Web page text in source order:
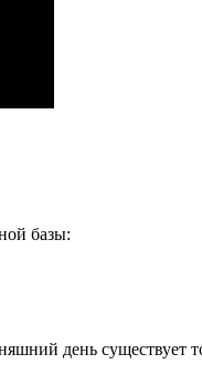
базы:
день существует